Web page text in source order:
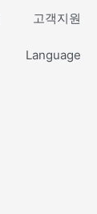
고객지원
Language